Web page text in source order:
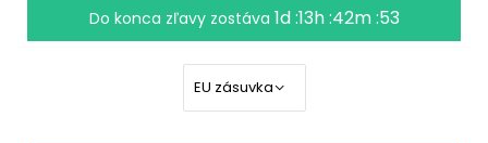
Do konca zľavy zostáva 1d :13h :42m :52